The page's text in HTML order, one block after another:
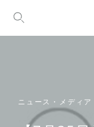
ニュース・メディア